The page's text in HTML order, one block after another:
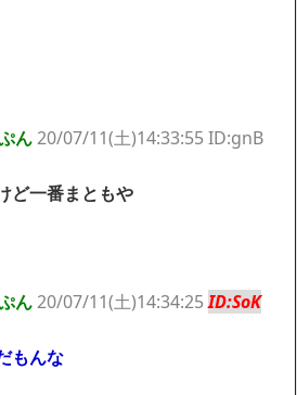
ん20/07/11(土)14:33:55 ID:gnB
ど一番まともや
ん20/07/11(土)14:34:25ID:SoK
もんな